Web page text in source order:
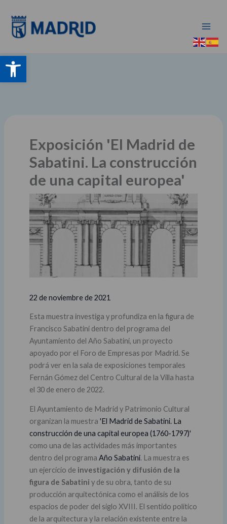
Abrir barra de herramientas
contenido
Exposición 'El Madrid de
Sabatini. La construcción
de una capital europea'
22 de noviembre de 2021
Esta muestra investiga y profundiza en la figura de
Francisco Sabatini dentro del programa del
Ayuntamiento del Año Sabatini, un proyecto
apoyado por el Foro de Empresas por Madrid. Se
podrá ver en la sala de exposiciones temporales
Fernán Gómez del Centro Cultural de la Villa hasta
el 30 de enero de 2022.
El Ayuntamiento de Madrid y Patrimonio Cultural
organizan la muestra 'El Madrid de Sabatini. La
construcción de una capital europea (1760-1797)'
como una de las actividades más importantes
dentro del programa Año Sabatini. La muestra es
un ejercicio de investigación y difusión de la
figura de Sabatini y de su obra, tanto de su
producción arquitectónica como el análisis de los
espacios de poder del siglo XVIII. El sentido político
de la arquitectura y la relación existente entre la